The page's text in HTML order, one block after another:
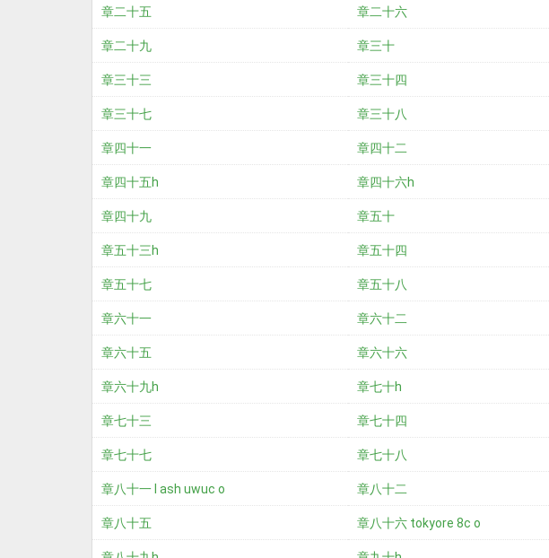
章二十五 章二十六
章二十九 章三十
章三十三 章三十四
章三十七 章三十八
章四十一 章四十二
章四十五h 章四十六h
章四十九 章五十
章五十三h 章五十四
章五十七 章五十八
章六十一 章六十二
章六十五 章六十六
章六十九h 章七十h
章七十三 章七十四
章七十七 章七十八
章八十一 l ash uwuc o 章八十二
章八十五 章八十六 tokyore 8c o